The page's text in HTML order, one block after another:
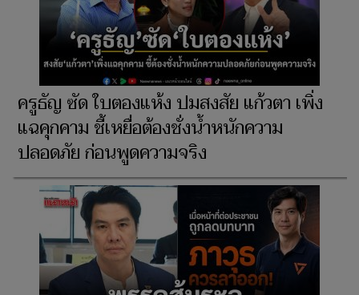
ครูธัญ ซัด ใบตองแห้ง ปมสงสัย แก้วตา เพิ่ง
แฉคุกคาม ชี้เหยื่อต้องชั่งน้ำหนักความ
ปลอดภัย ก่อนพูดความจริง